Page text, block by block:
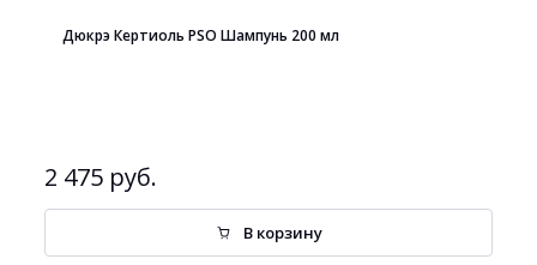
Дюкрэ Кертиоль PSO Шампунь 200 мл
2 475 руб.
В корзину